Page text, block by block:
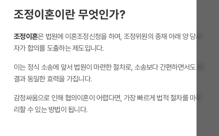
조정이혼이란 무엇인가?
조정이혼은 법원에 이혼조정신청을 하여, 조정위원의 중재 아래 양 당사
자가 합의를 도출하는 제도입니다.
이는 정식 소송에 앞서 법원이 마련한 절차로, 소송보다 간편하면서도 판
결과 동일한 효력을 가집니다.
감정싸움으로 인해 협의이혼이 어렵다면, 가장 빠르게 법적 절차를 마무
리할 수 있는 방법이 됩니다.